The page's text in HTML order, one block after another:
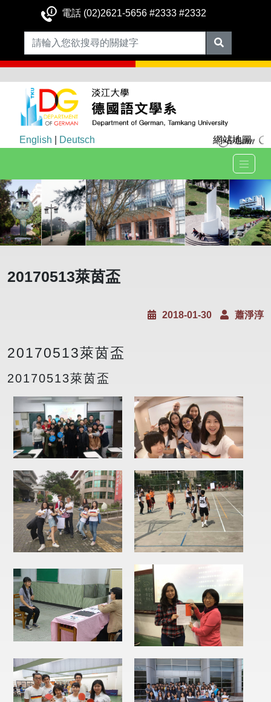
電話 (02)2621-5656 #2333 #2332
English Deutsch 網站地圖
20170513萊茵盃
2018-01-30 蕭淨淳
20170513萊茵盃
20170513萊茵盃